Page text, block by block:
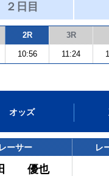
２日目
2R 3R
10:56 11:24
オッズ
ーサー レ
優也